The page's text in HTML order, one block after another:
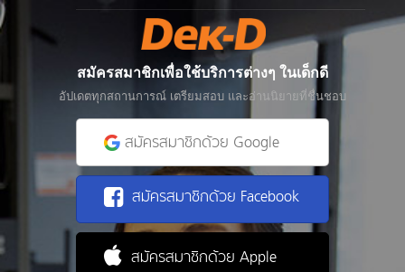
สมัครสมาชิกเพื่อใช้บริการต่างๆ ในเด็กดี
อัปเดตทุกสถานการณ์ เตรียมสอบ และอ่านนิยายที่ชื่นชอบ
สมัครสมาชิกด้วย Google
สมัครสมาชิกด้วย Facebook
สมัครสมาชิกด้วย Apple